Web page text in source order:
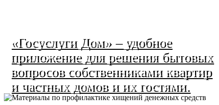
«Госуслуги Дом» – удобное
приложение для решения бытовых
вопросов собственниками квартир
и частных домов и их гостями.